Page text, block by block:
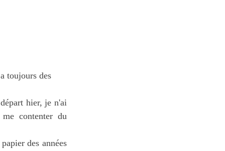
toujours des
hier, je n'ai
contenter du
des années